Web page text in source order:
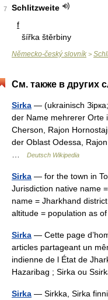
7
Schlitzweite
f
šířka štěrbiny
Německo-český slovník >
См. также в других
Sirka — (ukrainisch
der Name mehrerer Orte
Cherson, Rajon
der Oblast Odessa,
Deutsch Wikipedia
Sirka — for the town in
Jurisdiction native name
name = Jharkhand
altitude = population as
Sirka — Cette page
articles partageant un
indienne de l État de
Hazaribag ; Sirka ou
Sirka — Sirkka, Sirka